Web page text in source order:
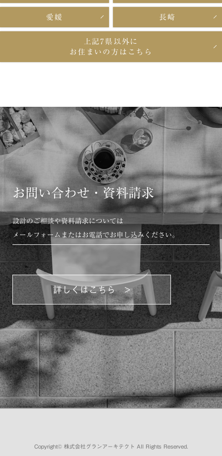
愛媛 長崎
上記7県以外に
お住まいの方はこちら
お問い合わせ・資料請求
設計のご相談や資料請求については
メールフォームまたはお電話でお申し込みください。
詳しくはこちら >
Copyright© 株式会社グランアーキテクト All Rights Reserved.